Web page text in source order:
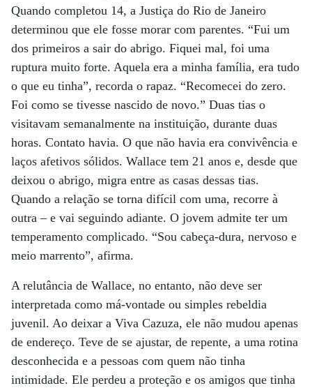
Quando completou 14, a Justiça do Rio de Janeiro
determinou que ele fosse morar com parentes. “Fui um
dos primeiros a sair do abrigo. Fiquei mal, foi uma
ruptura muito forte. Aquela era a minha família, era tudo
o que eu tinha”, recorda o rapaz. “Recomecei do zero.
Foi como se tivesse nascido de novo.” Duas tias o
visitavam semanalmente na instituição, durante duas
horas. Contato havia. O que não havia era convivência e
laços afetivos sólidos. Wallace tem 21 anos e, desde que
deixou o abrigo, migra entre as casas dessas tias.
Quando a relação se torna difícil com uma, recorre à
outra – e vai seguindo adiante. O jovem admite ter um
temperamento complicado. “Sou cabeça-dura, nervoso e
meio marrento”, afirma.
A relutância de Wallace, no entanto, não deve ser
interpretada como má-vontade ou simples rebeldia
juvenil. Ao deixar a Viva Cazuza, ele não mudou apenas
de endereço. Teve de se ajustar, de repente, a uma rotina
desconhecida e a pessoas com quem não tinha
intimidade. Ele perdeu a proteção e os amigos que tinha